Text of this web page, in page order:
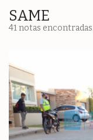
REGIONALES
SERVICIOS
SAME
41 notas encontradas.